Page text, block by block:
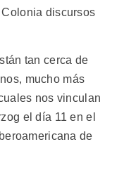
discursos
tan cerca de
mucho más
nos vinculan
el día 11 en el
de